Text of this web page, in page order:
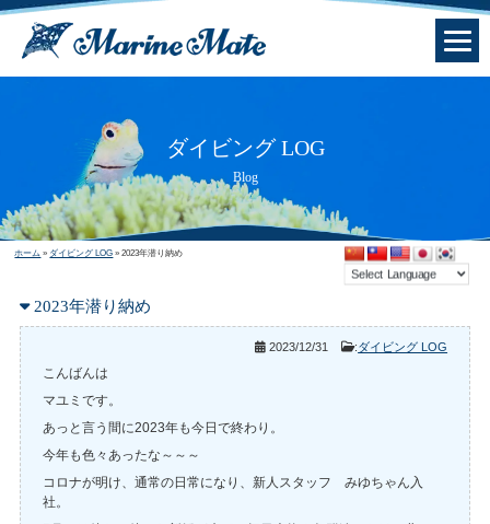
ダイビング LOG
Blog
ホーム » ダイビング LOG » 2023年潜り納め
2023年潜り納め
2023/12/31 :ダイビング LOG
こんばんは
マユミです。
あっと言う間に2023年も今日で終わり。
今年も色々あったな～～～
コロナが明け、通常の日常になり、新人スタッフ みゆちゃん入
社。